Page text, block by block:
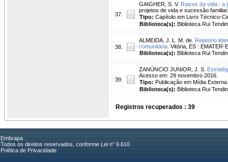
37.
GAIGHER, S. V. Raizes da vida : a
projetos de vida e sucessão
Tipo: Capítulo em Livro Técnico-
Biblioteca(s): Biblioteca Rui
38.
ALMEIDA, J. L. M. de. Relatório
comunitária. Vitória, ES : EMATER-
Biblioteca(s): Biblioteca Rui
39.
ZANÚNCIO JUNIOR, J. S.
Acesso em: 29 novembro 2016.
Tipo: Publicação em Mídia Externa
Biblioteca(s): Biblioteca Rui
Registros recuperados : 39
Embrapa
Todos os direitos reservados, conforme Lei n° 9.610
Política de Privacidade